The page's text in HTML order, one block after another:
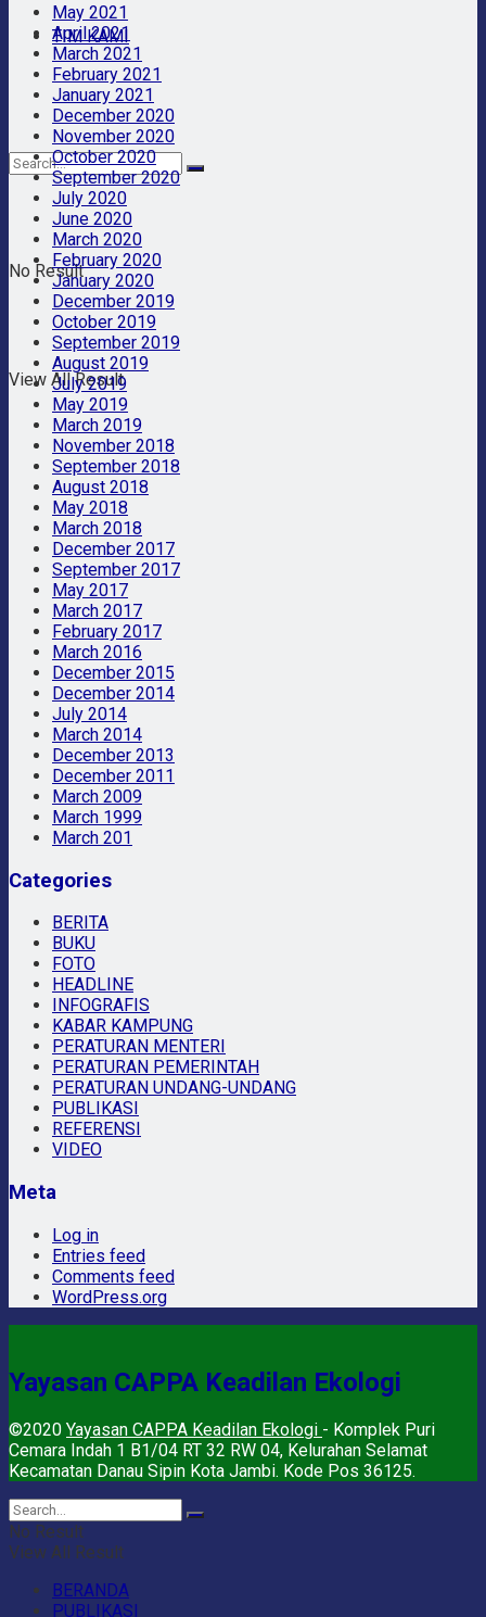
TIM KAMI
No Result
View All Result
May 2021
April 2021
March 2021
February 2021
January 2021
December 2020
November 2020
October 2020
September 2020
July 2020
June 2020
March 2020
February 2020
January 2020
December 2019
October 2019
September 2019
August 2019
July 2019
May 2019
March 2019
November 2018
September 2018
August 2018
May 2018
March 2018
December 2017
September 2017
May 2017
March 2017
February 2017
March 2016
December 2015
December 2014
July 2014
March 2014
December 2013
December 2011
March 2009
March 1999
March 201
Categories
BERITA
BUKU
FOTO
HEADLINE
INFOGRAFIS
KABAR KAMPUNG
PERATURAN MENTERI
PERATURAN PEMERINTAH
PERATURAN UNDANG-UNDANG
PUBLIKASI
REFERENSI
VIDEO
Meta
Log in
Entries feed
Comments feed
WordPress.org
Yayasan CAPPA Keadilan Ekologi
©2020 Yayasan CAPPA Keadilan Ekologi - Komplek Puri
Cemara Indah 1 B1/04 RT 32 RW 04, Kelurahan Selamat
Kecamatan Danau Sipin Kota Jambi. Kode Pos 36125.
No Result
View All Result
BERANDA
PUBLIKASI